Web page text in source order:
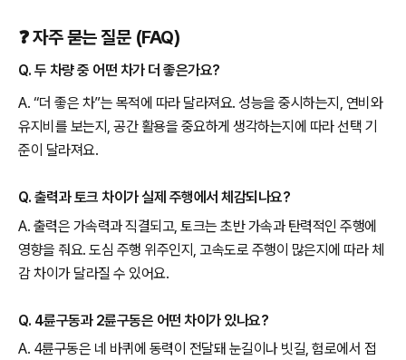
❓ 자주 묻는 질문 (FAQ)
Q. 두 차량 중 어떤 차가 더 좋은가요?
A. “더 좋은 차”는 목적에 따라 달라져요. 성능을 중시하는지, 연비와
유지비를 보는지, 공간 활용을 중요하게 생각하는지에 따라 선택 기
준이 달라져요.
Q. 출력과 토크 차이가 실제 주행에서 체감되나요?
A. 출력은 가속력과 직결되고, 토크는 초반 가속과 탄력적인 주행에
영향을 줘요. 도심 주행 위주인지, 고속도로 주행이 많은지에 따라 체
감 차이가 달라질 수 있어요.
Q. 4륜구동과 2륜구동은 어떤 차이가 있나요?
A. 4륜구동은 네 바퀴에 동력이 전달돼 눈길이나 빗길, 험로에서 접